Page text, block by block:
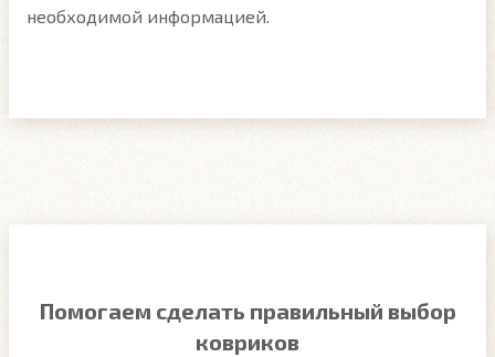
необходимой информацией.
Помогаем сделать правильный выбор
ковриков